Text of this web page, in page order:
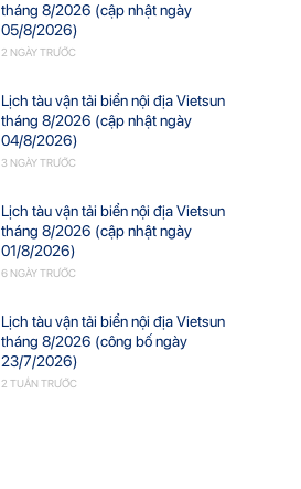
tháng 8/2026 (cập nhật ngày
05/8/2026)
2 NGÀY TRƯỚC
Lịch tàu vận tải biển nội địa Vietsun
tháng 8/2026 (cập nhật ngày
04/8/2026)
3 NGÀY TRƯỚC
Lịch tàu vận tải biển nội địa Vietsun
tháng 8/2026 (cập nhật ngày
01/8/2026)
6 NGÀY TRƯỚC
Lịch tàu vận tải biển nội địa Vietsun
tháng 8/2026 (công bố ngày
23/7/2026)
2 TUẦN TRƯỚC